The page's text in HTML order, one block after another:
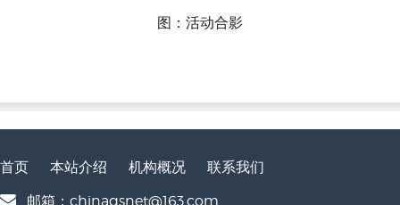
图：活动合影
首页 本站介绍 机构概况
联系我们
邮箱：chinaqsnet@163.com